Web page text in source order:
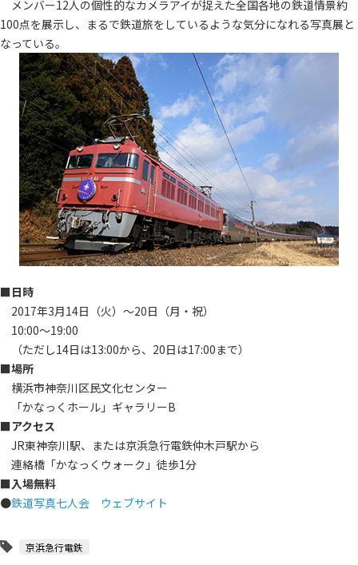
メンバー12人の個性的なカメラアイが捉えた全国各地の鉄道情景約
100点を展示し、まるで鉄道旅をしているような気分になれる写真展と
なっている。
■日時
2017年3月14日（火）～20日（月・祝）
10:00～19:00
（ただし14日は13:00から、20日は17:00まで）
■場所
横浜市神奈川区民文化センター
「かなっくホール」ギャラリーB
■アクセス
JR東神奈川駅、または京浜急行電鉄仲木戸駅から
連絡橋「かなっくウォーク」徒歩1分
■入場無料
●鉄道写真七人会 ウェブサイト
京浜急行電鉄